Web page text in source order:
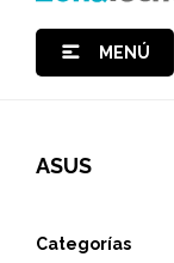
MENÚ
ASUS
Categorías